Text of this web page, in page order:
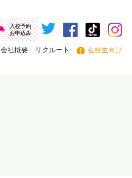
入校予約
お申込み
会社概要 リクルート 在校生向け